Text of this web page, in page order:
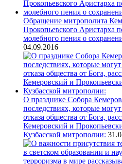
Обращение митрополита
Прокопьевского Аристарха
молебного пения о
04.09.2016
О празднике Собора
последствиях, которые
отказа общества от Бога,
Кемеровский и
Кузбасской митрополии: